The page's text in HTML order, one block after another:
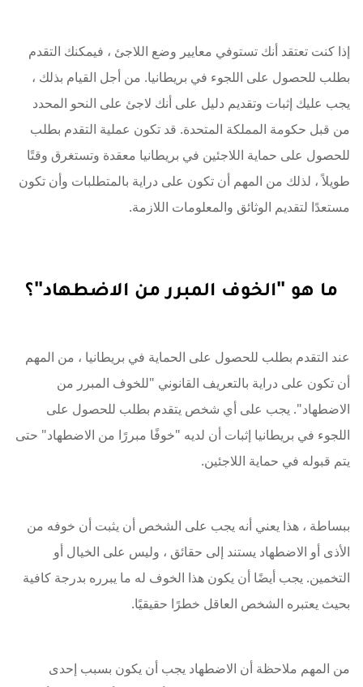
إذا كنت تعتقد أنك تستوفي معايير وضع اللاجئ ، فيمكنك التقدم
بطلب للحصول على اللجوء في بريطانيا. من أجل القيام بذلك ،
يجب عليك إثبات وتقديم دليل على أنك لاجئ على النحو المحدد
من قبل حكومة المملكة المتحدة. قد تكون عملية التقدم بطلب
للحصول على حماية اللاجئين في بريطانيا معقدة وتستغرق وقتًا
طويلاً ، لذلك من المهم أن تكون على دراية بالمتطلبات وأن تكون
مستعدًا لتقديم الوثائق والمعلومات اللازمة.
ما هو "الخوف المبرر من الاضطهاد"؟
عند التقدم بطلب للحصول على الحماية في بريطانيا ، من المهم
أن تكون على دراية بالتعريف القانوني "للخوف المبرر من
الاضطهاد". يجب على أي شخص يتقدم بطلب للحصول على
اللجوء في بريطانيا إثبات أن لديه "خوفًا مبررًا من الاضطهاد" حتى
يتم قبوله في حماية اللاجئين.
ببساطة ، هذا يعني أنه يجب على الشخص أن يثبت أن خوفه من
الأذى أو الاضطهاد يستند إلى حقائق ، وليس على الخيال أو
التخمين. يجب أيضًا أن يكون هذا الخوف له ما يبرره بدرجة كافية
بحيث يعتبره الشخص العاقل خطرًا حقيقيًا.
من المهم ملاحظة أن الاضطهاد يجب أن يكون بسبب إحدى